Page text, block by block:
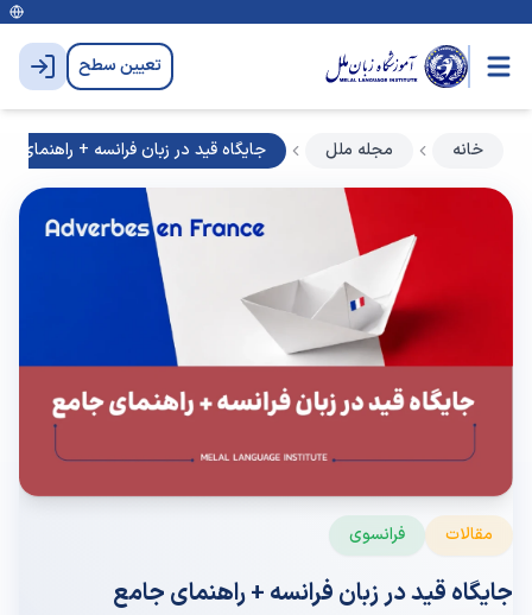
تعیین سطح
خانه مجله ملل جایگاه قید در زبان فرانسه + راهنمای
مقالات فرانسوی
جایگاه قید در زبان فرانسه + راهنمای جامع